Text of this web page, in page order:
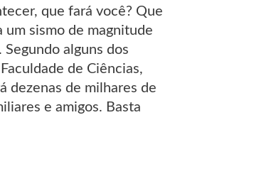
que fará você? Que
um sismo de magnitude
alguns dos
de Ciências,
dezenas de milhares de
e amigos. Basta